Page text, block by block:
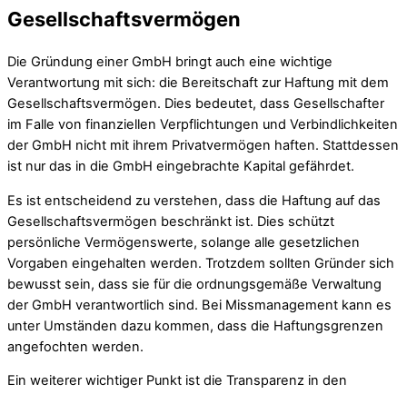
Gesellschaftsvermögen
Die Gründung einer GmbH bringt auch eine wichtige
Verantwortung mit sich: die Bereitschaft zur Haftung mit dem
Gesellschaftsvermögen. Dies bedeutet, dass Gesellschafter
im Falle von finanziellen Verpflichtungen und Verbindlichkeiten
der GmbH nicht mit ihrem Privatvermögen haften. Stattdessen
ist nur das in die GmbH eingebrachte Kapital gefährdet.
Es ist entscheidend zu verstehen, dass die Haftung auf das
Gesellschaftsvermögen beschränkt ist. Dies schützt
persönliche Vermögenswerte, solange alle gesetzlichen
Vorgaben eingehalten werden. Trotzdem sollten Gründer sich
bewusst sein, dass sie für die ordnungsgemäße Verwaltung
der GmbH verantwortlich sind. Bei Missmanagement kann es
unter Umständen dazu kommen, dass die Haftungsgrenzen
angefochten werden.
Ein weiterer wichtiger Punkt ist die Transparenz in den